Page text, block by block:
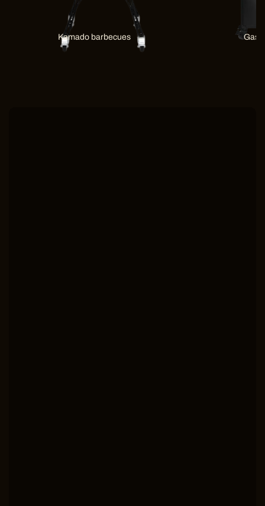
Kamado barbecues Gas